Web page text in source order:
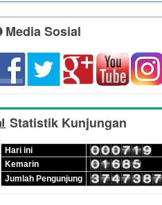
Media Sosial
Statistik Kunjungan
Hari ini
Kemarin
Jumlah Pengunjung